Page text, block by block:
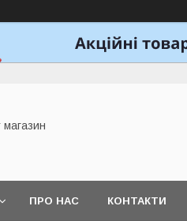
ПРО НАС КОНТАКТИ